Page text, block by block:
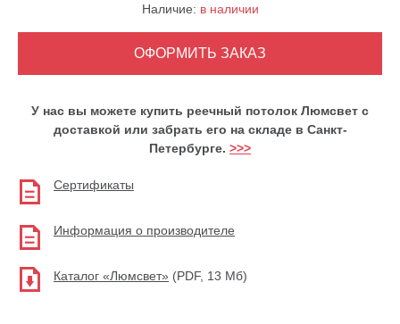
Наличие: в наличии
У нас вы можете купить реечный потолок Люмсвет с
доставкой или забрать его на складе в Санкт-
Петербурге. >>>
Сертификаты
Информация о производителе
Каталог «Люмсвет» (PDF, 13 Мб)